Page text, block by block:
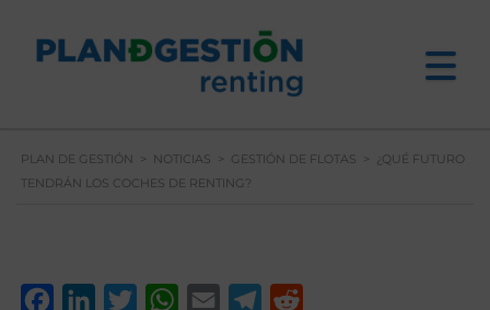
PLAN DE GESTIÓN > NOTICIAS > GESTIÓN DE FLOTAS >
¿QUÉ FUTURO
TENDRÁN LOS COCHES DE RENTING?
FacebookLinkedInTwitterWhatsApp
Email Telegram